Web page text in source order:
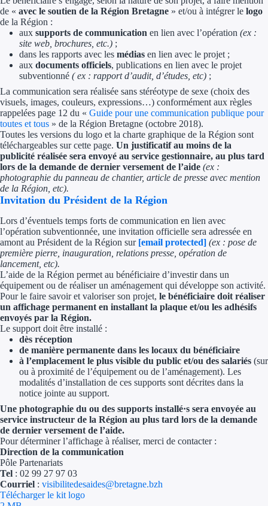
Aides Région
Aides Région
Aides Région
Aides Région
Aides Région
Couvertures
Aides Nationales
Aides Européennes
Recherche autonome
Ressources
Blog
Nos guides
Contactez-nous
de « avec le soutien de la Région Bretagne » et/ou à intégrer le logo
de la Région :
aux supports de communication en lien avec l’opération (ex :
site web, brochures, etc.) ;
dans les rapports avec les médias en lien avec le projet ;
aux documents officiels, publications en lien avec le projet
subventionné ( ex : rapport d’audit, d’études, etc) ;
La communication sera réalisée sans stéréotype de sexe (choix des
visuels, images, couleurs, expressions…) conformément aux règles
rappelées page 12 du « Guide pour une communication publique pour
toutes et tous » de la Région Bretagne (octobre 2018).
Toutes les versions du logo et la charte graphique de la Région sont
téléchargeables sur cette page. Un justificatif au moins de la
publicité réalisée sera envoyé au service gestionnaire, au plus tard
lors de la demande de dernier versement de l’aide (ex :
photographie du panneau de chantier, article de presse avec mention
de la Région, etc).
Invitation du Président de la Région
Lors d’éventuels temps forts de communication en lien avec
l’opération subventionnée, une invitation officielle sera adressée en
amont au Président de la Région sur [email protected] (ex : pose de
première pierre, inauguration, relations presse, opération de
lancement, etc).
L’aide de la Région permet au bénéficiaire d’investir dans un
équipement ou de réaliser un aménagement qui développe son activité.
Pour le faire savoir et valoriser son projet, le bénéficiaire doit réaliser
un affichage permanent en installant la plaque et/ou les adhésifs
envoyés par la Région.
Le support doit être installé :
dès réception
de manière permanente dans les locaux du bénéficiaire
à l’emplacement le plus visible du public et/ou des salariés (sur
ou à proximité de l’équipement ou de l’aménagement). Les
modalités d’installation de ces supports sont décrites dans la
notice jointe au support.
Une photographie du ou des supports installé·s sera envoyée au
service instructeur de la Région au plus tard lors de la demande
de dernier versement de l’aide.
Pour déterminer l’affichage à réaliser, merci de contacter :
Direction de la communication
Pôle Partenariats
Tel : 02 99 27 97 03
Courriel : visibilitedesaides@bretagne.bzh
Télécharger le kit logo